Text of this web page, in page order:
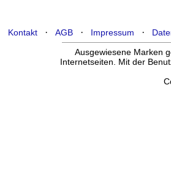
Kontakt· AGB· Impressum ·
Ausgewiesene Marken
Internetseiten. Mit der